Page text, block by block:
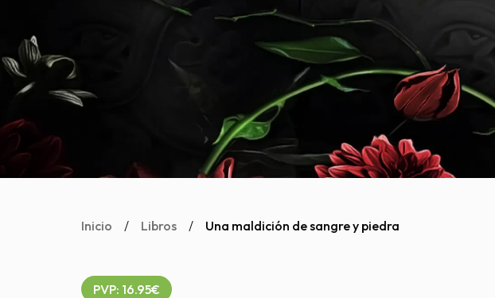
Inicio / Libros / Una maldición de sangre y piedra
PVP: 16.95€